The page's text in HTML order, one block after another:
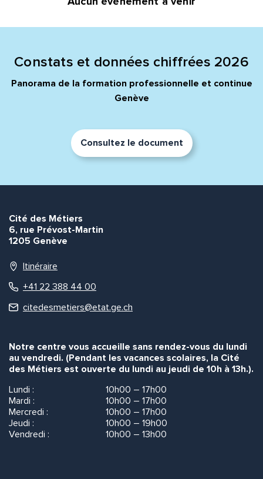
Constats et données chiffrées 2026
Panorama de la formation professionnelle et continue
Genève
Consultez le document
Cité des Métiers
6, rue Prévost-Martin
1205 Genève
Itinéraire
+41 22 388 44 00
citedesmetiers@etat.ge.ch
Notre centre vous accueille sans rendez-vous du lundi
au vendredi. (Pendant les vacances scolaires, la Cité
des Métiers est ouverte du lundi au jeudi de 10h à 13h.).
Lundi :
10h00 – 17h00
Mardi :
10h00 – 17h00
Mercredi :
10h00 – 17h00
Jeudi :
10h00 – 19h00
Vendredi :
10h00 – 13h00